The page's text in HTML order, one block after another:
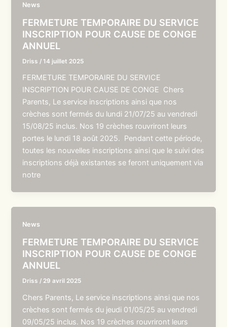
News
FERMETURE TEMPORAIRE DU SERVICE
INSCRIPTION POUR CAUSE DE CONGE
ANNUEL
Driss /14 juillet 2025
FERMETURE TEMPORAIRE DU SERVICE
INSCRIPTION POUR CAUSE DE CONGE Chers
Parents, Le service inscriptions ainsi que nos
crèches sont fermés du lundi 21/07/25 au vendredi
15/08/25 inclus. Nos 19 crèches rouvriront leurs
portes le lundi 18 août 2025. Pendant cette période,
toutes les nouvelles inscriptions ainsi que le suivi des
inscriptions déjà existantes se feront uniquement via
notre
News
FERMETURE TEMPORAIRE DU SERVICE
INSCRIPTION POUR CAUSE DE CONGE
ANNUEL
Driss / 29 avril 2025
Chers Parents, Le service inscriptions ainsi que nos
crèches sont fermés du jeudi 01/05/25 au vendredi
09/05/25 inclus. Nos 19 crèches rouvriront leurs